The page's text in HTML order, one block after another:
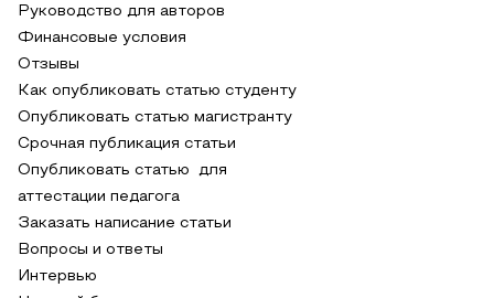
Руководство для авторов
Финансовые условия
Отзывы
Как опубликовать статью студенту
Опубликовать статью магистранту
Срочная публикация статьи
Опубликовать статью для
аттестации педагога
Заказать написание статьи
Вопросы и ответы
Интервью